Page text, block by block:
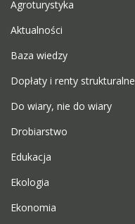
Agroturystyka
Aktualności
Baza wiedzy
Dopłaty i renty strukturalne
Do wiary, nie do wiary
Drobiarstwo
Edukacja
Ekologia
Ekonomia